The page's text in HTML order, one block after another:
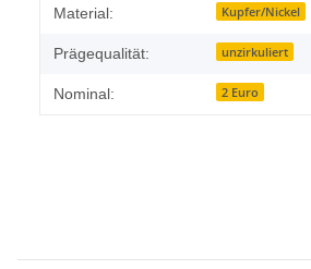
Produkteigenschaft
Wert
Material: Kupfer/Nickel
Prägequalität: unzirkuliert
Nominal: 2 Euro